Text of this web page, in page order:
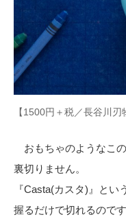
【1500円＋税／長谷川刃
おもちゃのようなこ
裏切りません。
『Casta(カスタ)』と
握るだけで切れるので